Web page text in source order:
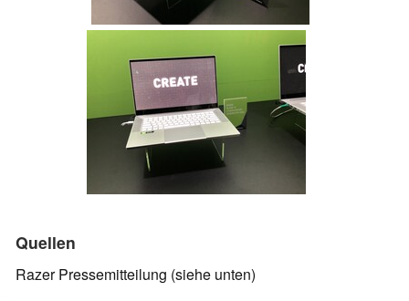
Quellen
Razer Pressemitteilung (siehe unten)